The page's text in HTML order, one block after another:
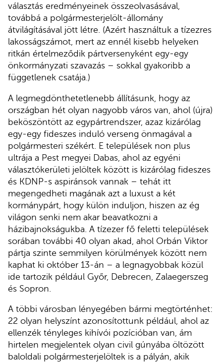
választás eredményeinek összeolvasásával,
továbbá a polgármesterjelölt-állomány
átvilágításával jött létre. (Azért használtuk a tízezres
lakosságszámot, mert az ennél kisebb helyeken
ritkán értelmeződik pártversenyként egy-egy
önkormányzati szavazás – sokkal gyakoribb a
függetlenek csatája.)
A legmegdönthetetlenebb állításunk, hogy az
országban hét olyan nagyobb város van, ahol (újra)
beköszöntött az egypártrendszer, azaz kizárólag
egy-egy fideszes induló verseng önmagával a
polgármesteri székért. E települések non plus
ultrája a Pest megyei Dabas, ahol az egyéni
választókerületi jelöltek között is kizárólag fideszes
és KDNP-s aspiránsok vannak – tehát itt
megengedheti magának azt a luxust a két
kormánypárt, hogy külön induljon, hiszen az ég
világon senki nem akar beavatkozni a
házibajnokságukba. A tízezer fő feletti települések
sorában további 40 olyan akad, ahol Orbán Viktor
pártja szinte semmilyen körülmények között nem
kaphat ki október 13-án – a legnagyobbak közül
ide tartozik például Győr, Debrecen, Zalaegerszeg
és Sopron.
A többi városban lényegében bármi megtörténhet:
22 olyan helyszínt azonosítottunk például, ahol az
ellenzék tényleges kihívói pozícióban van, ám
hirtelen megjelentek olyan civil gúnyába öltözött
baloldali polgármesterjelöltek is a pályán, akik